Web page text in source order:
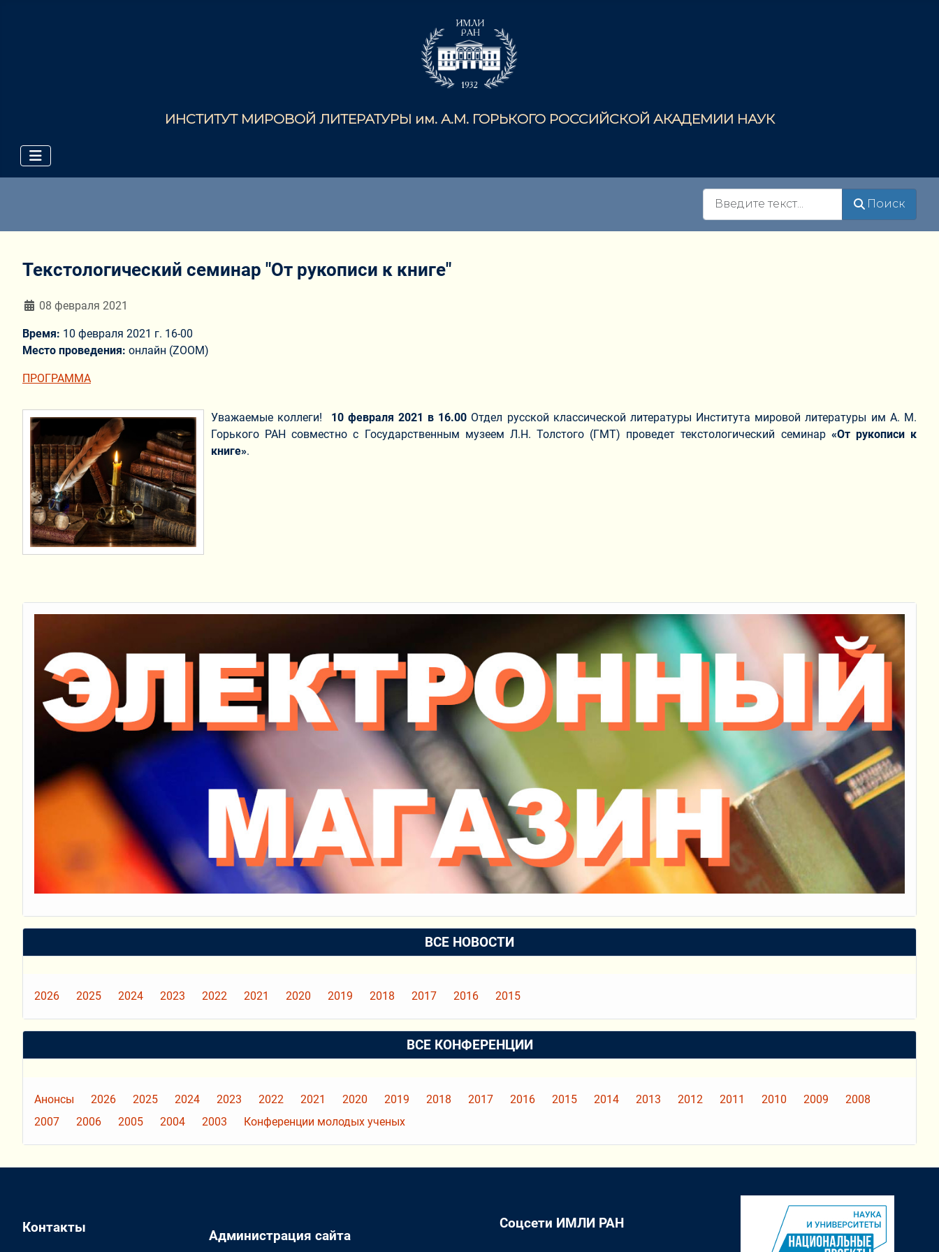
ИНСТИТУТ МИРОВОЙ ЛИТЕРАТУРЫ им. А.М. ГОРЬКОГО РОССИЙСКОЙ АКАДЕМИИ НАУК
Поиск
Текстологический семинар "От рукописи к книге"
Информация о материале
08 февраля 2021
Время: 10 февраля 2021 г. 16-00
Место проведения: онлайн (ZOOM)
ПРОГРАММА
Уважаемые коллеги! 10 февраля 2021 в 16.00 Отдел русской классической литературы Института мировой литературы им А. М.
Горького РАН совместно с Государственным музеем Л.Н. Толстого (ГМТ) проведет текстологический семинар «От рукописи к
книге».
ВСЕ НОВОСТИ
2026 2025 2024 2023 2022 2021 2020 2019 2018 2017 2016 2015
ВСЕ КОНФЕРЕНЦИИ
Анонсы 2026 2025 2024 2023 2022 2021 2020 2019 2018 2017 2016 2015 2014 2013 2012 2011 2010 2009
2008
2007
2006 2005 2004 2003 Конференции молодых ученых
Контакты
Администрация сайта
Соцсети ИМЛИ РАН